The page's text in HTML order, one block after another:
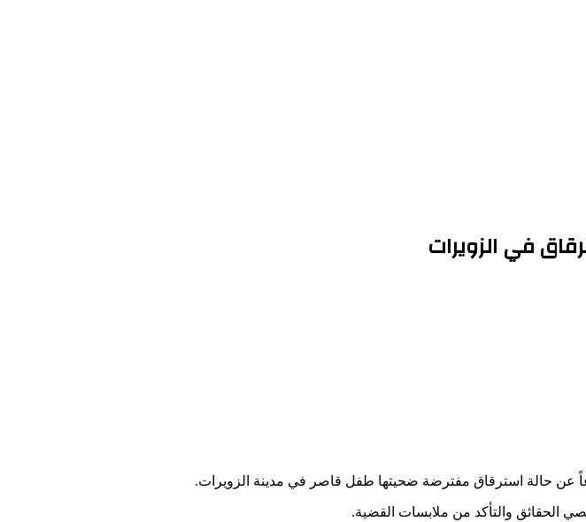
في الزويرات
عن حالة استرقاق مفترضة ضحيتها طفل قاصر في مدينة الزويرات.
الحقائق والتأكد من ملابسات القضية.